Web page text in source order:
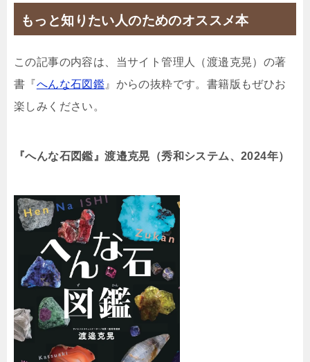
もっと知りたい人のためのオススメ本
この記事の内容は、当サイト管理人（渡邉克晃）の著
書『へんな石図鑑 』からの抜粋です。書籍版もぜひお
楽しみください。
『へんな石図鑑』渡邉克晃（秀和システム、2024年）